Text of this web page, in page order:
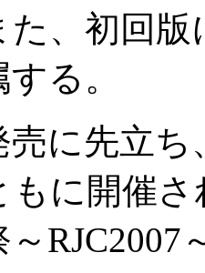
、初回版
る。
に先立ち
もに開催
～